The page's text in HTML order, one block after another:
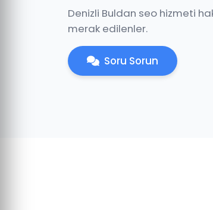
Denizli Buldan seo hizmeti
merak edilenler.
Soru Sorun